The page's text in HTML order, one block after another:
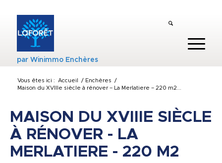
parWinimmo Enchères
Vous êtes ici : Accueil / Enchères
/
Maison du XVIIIe siècle à rénover – La Merlatiere – 220 m2...
MAISON DU XVIIIE SIÈCLE
À RÉNOVER - LA
MERLATIERE - 220 M2